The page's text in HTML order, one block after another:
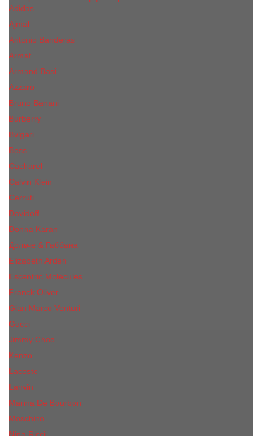
Adidas
Ajmal
Antonio Banderas
Armaf
Armand Basi
Azzaro
Bruno Banani
Burberry
Bvlgari
Boss
Cacharel
Calvin Klein
Cerruti
Davidoff
Donna Karan
Дольче & Габбана
Elizabeth Arden
Escentric Molecules
Franck Oliver
Gian Marco Venturi
Gucci
Jimmy Choo
Kenzo
Lacoste
Lanvin
Marina De Bourbon
Moschino